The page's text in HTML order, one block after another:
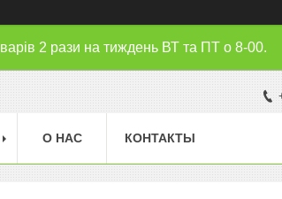
2 рази на тиждень ВТ та ПТ о 8-00.
О НАС КОНТАКТЫ